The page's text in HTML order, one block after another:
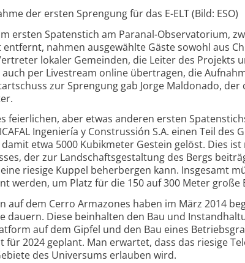
der ersten Sprengung für das E-ELT (Bild: ESO)
ersten Spatenstich am Paranal-Observatorium,
nahmen ausgewählte Gäste sowohl aus
lokaler Gemeinden, die Leiter des Projekts
per Livestream online übertragen, die
zur Sprengung gab Jorge Maldonado,
feierlichen, aber etwas anderen ersten
Ingeniería y Construssión S.A. einen Teil des
etwa 5000 Kubikmeter Gestein gelöst. Dies
der zur Landschaftsgestaltung des Bergs
riesige Kuppel beherbergen kann. Insgesamt
werden, um Platz für die 150 auf 300 Meter große
auf dem Cerro Armazones haben im März 2014
dauern. Diese beinhalten den Bau und
auf dem Gipfel und den Bau eines
für 2024 geplant. Man erwartet, dass das riesige
des Universums erlauben wird.